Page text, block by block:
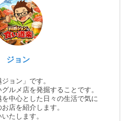
ジョン
ョン」です。
ルメ店を発掘することです。
中心とした日々の生活で気に
店を紹介します。
たします。